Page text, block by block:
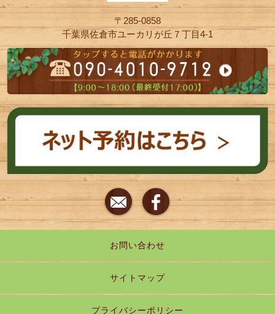
〒285-0858
千葉県佐倉市ユーカリが丘７丁目4-1
お問い合わせ
サイトマップ
プライバシーポリシー